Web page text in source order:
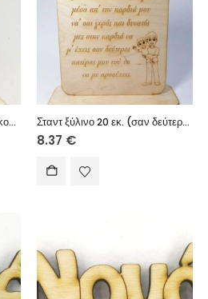
Σταντ ξύλινο 20 εκ. (Νονοί – κοριτσάκι) Σταντ ξύλινο 20 εκ. (σαν δεύτερος πατέρας μου)
8.37 €